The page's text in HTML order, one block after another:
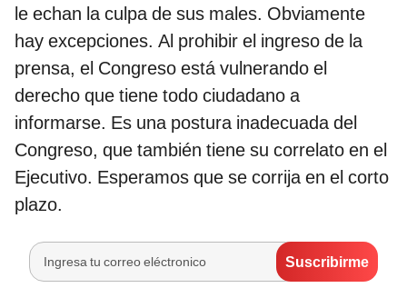
le echan la culpa de sus males. Obviamente
hay excepciones. Al prohibir el ingreso de la
prensa, el Congreso está vulnerando el
derecho que tiene todo ciudadano a
informarse. Es una postura inadecuada del
Congreso, que también tiene su correlato en el
Ejecutivo. Esperamos que se corrija en el corto
plazo.